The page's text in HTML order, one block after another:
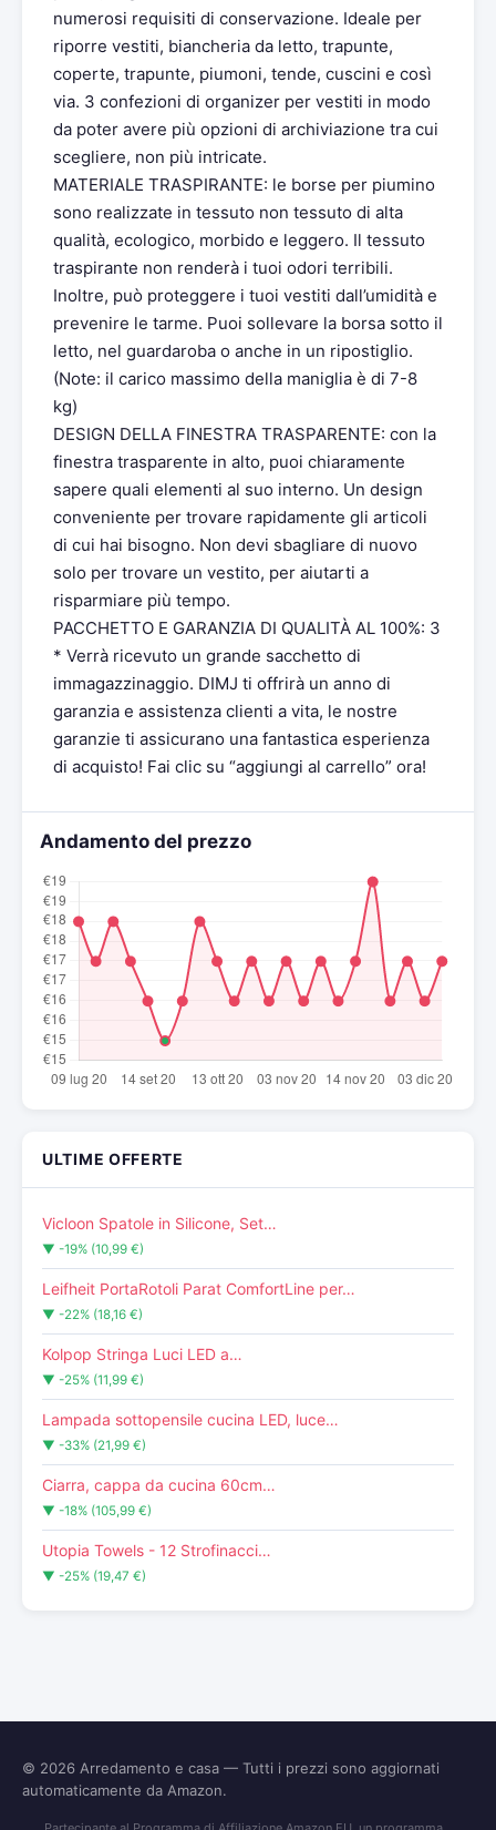
numerosi requisiti di conservazione. Ideale per
riporre vestiti, biancheria da letto, trapunte,
coperte, trapunte, piumoni, tende, cuscini e così
via. 3 confezioni di organizer per vestiti in modo
da poter avere più opzioni di archiviazione tra cui
scegliere, non più intricate.
MATERIALE TRASPIRANTE: le borse per piumino
sono realizzate in tessuto non tessuto di alta
qualità, ecologico, morbido e leggero. Il tessuto
traspirante non renderà i tuoi odori terribili.
Inoltre, può proteggere i tuoi vestiti dall’umidità e
prevenire le tarme. Puoi sollevare la borsa sotto il
letto, nel guardaroba o anche in un ripostiglio.
(Note: il carico massimo della maniglia è di 7-8
kg)
DESIGN DELLA FINESTRA TRASPARENTE: con la
finestra trasparente in alto, puoi chiaramente
sapere quali elementi al suo interno. Un design
conveniente per trovare rapidamente gli articoli
di cui hai bisogno. Non devi sbagliare di nuovo
solo per trovare un vestito, per aiutarti a
risparmiare più tempo.
PACCHETTO E GARANZIA DI QUALITÀ AL 100%: 3
* Verrà ricevuto un grande sacchetto di
immagazzinaggio. DIMJ ti offrirà un anno di
garanzia e assistenza clienti a vita, le nostre
garanzie ti assicurano una fantastica esperienza
di acquisto! Fai clic su “aggiungi al carrello” ora!
Andamento del prezzo
ULTIME OFFERTE
Vicloon Spatole in Silicone, Set…
▼ -19% (10,99 €)
Leifheit PortaRotoli Parat ComfortLine per…
▼ -22% (18,16 €)
Kolpop Stringa Luci LED a…
▼ -25% (11,99 €)
Lampada sottopensile cucina LED, luce…
▼ -33% (21,99 €)
Ciarra, cappa da cucina 60cm…
▼ -18% (105,99 €)
Utopia Towels - 12 Strofinacci…
▼ -25% (19,47 €)
© 2026 Arredamento e casa — Tutti i prezzi sono aggiornati
automaticamente da Amazon.